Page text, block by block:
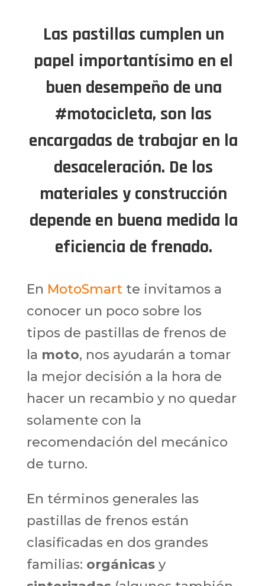
Las pastillas cumplen un
papel importantísimo en el
buen desempeño de una
#motocicleta, son las
encargadas de trabajar en la
desaceleración. De los
materiales y construcción
depende en buena medida la
eficiencia de frenado.
En MotoSmart te invitamos a
conocer un poco sobre los
tipos de pastillas de frenos de
la moto, nos ayudarán a tomar
la mejor decisión a la hora de
hacer un recambio y no quedar
solamente con la
recomendación del mecánico
de turno.
En términos generales las
pastillas de frenos están
clasificadas en dos grandes
familias: orgánicas y